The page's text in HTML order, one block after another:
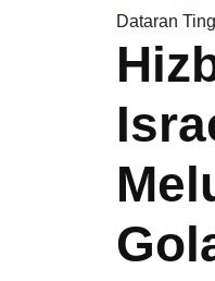
Dataran